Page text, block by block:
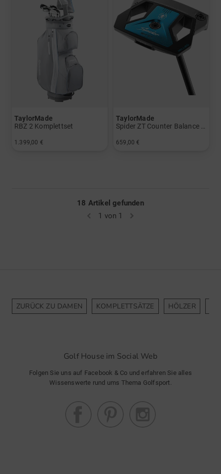
TaylorMade
RBZ 2 Komplettset
1.399,00 €
TaylorMade
659,00 €
18 Artikel gefunden
1 von 1
ZURÜCK ZU DAMEN KOMPLETTSÄTZE HÖLZER
Golf House im Social Web
Folgen Sie uns auf Facebook & Co und erfahren Sie alles
Wissenswerte rund ums Thema Golfsport.